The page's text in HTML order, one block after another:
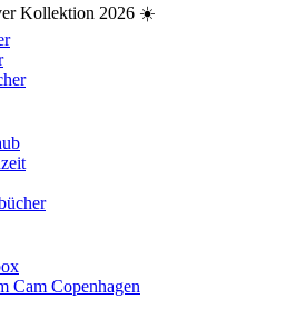
Kollektion 2026 ☀️
Cam Copenhagen